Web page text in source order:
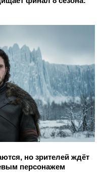
но зрителей ждёт
персонажем